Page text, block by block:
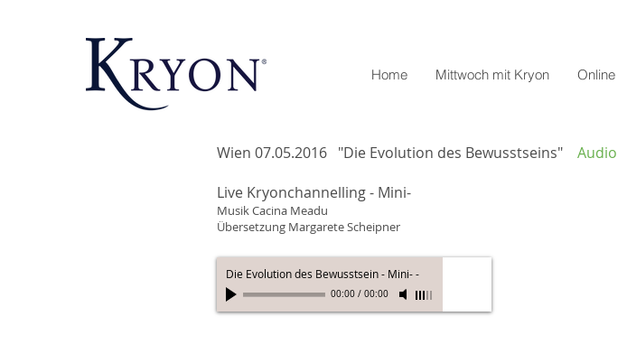
Home Mittwoch mit Kryon Online
Wien 07.05.2016 "Die Evolution des Bewusstseins" Audio
Live Kryonchannelling - Mini-
​Musik Cacina Meadu
Übersetzung Margarete Scheipner
Die Evolution des Bewusstsein - Mini--
00:00 / 00:00